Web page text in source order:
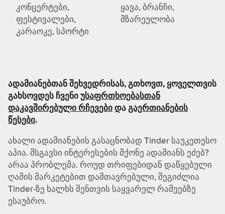
კონცერტები,
ფესტივალები,
კარაოკე, სპორტი
ყავა, ბრანჩი,
მზარეულობა
ადამიანებთან შეხვედრისას, გთხოვთ, ყოველთვის
გახსოვდეს ჩვენიუსაფრთხოებასთან
დაკავშირებული რჩევებიდაგაერთიანების
წესები.
ახალი ადამიანების გასაცნობად Tinder საუკეთესო
აპია. მსგავსი ინტერესების მქონე ადამიანს ეძებ?
არაა პრობლემა. როუდ თრიფებიდან დაწყებული
ღამის მარკეტებით დამთავრებული, შეგიძლია
Tinder-ზე ხალხს შენთვის საყვარელ რამეებზე
ესაუბრო.